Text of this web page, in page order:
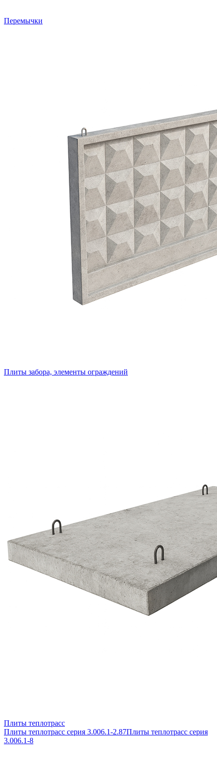
Перемычки
Плиты забора, элементы ограждений
Плиты теплотрасс
Плиты теплотрасс серия 3.006.1-2.87Плиты теплотрасс серия
3.006.1-8